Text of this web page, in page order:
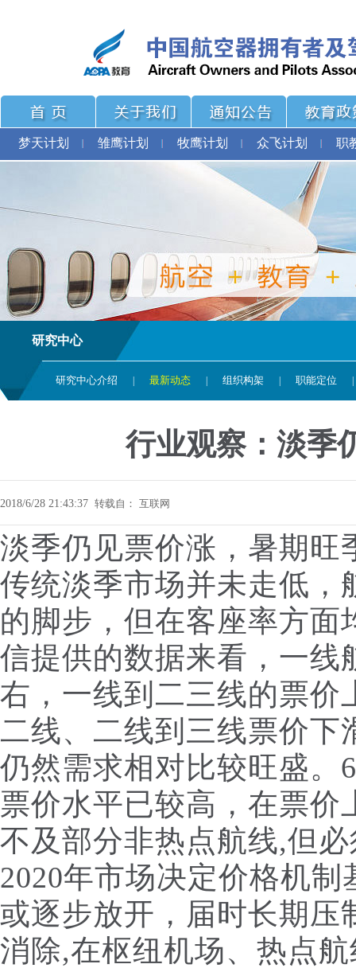
梦天计划 雏鹰计划 牧鹰计划 众飞计划 职
研究中心
研究中心介绍 最新动态 组织构架 职能定位
行业观察：淡季
2018/6/28 21:43:37 转载自： 互联网
淡季仍见票价涨，暑期旺
传统淡季市场并未走低，
的脚步，但在客座率方
信提供的数据来看，一线
右，一线到二三线的票价
二线、二线到三线票价下
仍然需求相对比较旺盛。
票价水平已较高，在票
不及部分非热点航线,但
2020年市场决定价格机
或逐步放开，届时长期压
消除,在枢纽机场、热点